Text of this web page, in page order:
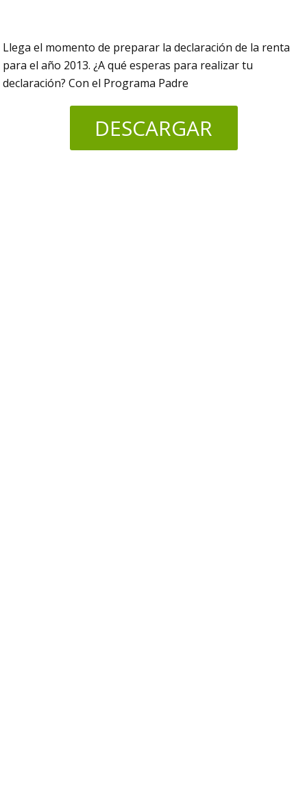
Llega el momento de preparar la declaración de la renta
para el año 2013. ¿A qué esperas para realizar tu
declaración? Con el Programa Padre
DESCARGAR